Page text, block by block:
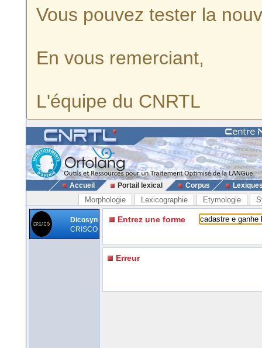
Vous pouvez tester la
En vous remerciant,
L'équipe du CNRTL
Accueil Portail lexical Corpus
Morphologie Lexicographie Etymologie
Dicosyn
CRISCO
Entrez une forme
Erreur